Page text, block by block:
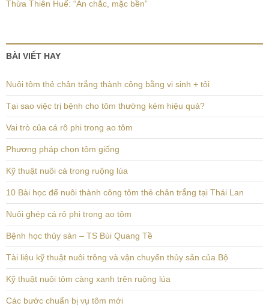
Thừa Thiên Huế: “Ăn chắc, mặc bền”
BÀI VIẾT HAY
Nuôi tôm thẻ chân trắng thành công bằng vi sinh + tỏi
Tại sao việc trị bệnh cho tôm thường kém hiệu quả?
Vai trò của cá rô phi trong ao tôm
Phương pháp chọn tôm giống
Kỹ thuật nuôi cá trong ruộng lúa
10 Bài học để nuôi thành công tôm thẻ chân trắng tại Thái Lan
Nuôi ghép cá rô phi trong ao tôm
Bệnh học thủy sản – TS Bùi Quang Tề
Tài liệu kỹ thuật nuôi trông và vận chuyển thủy sản của Bộ
Kỹ thuật nuôi tôm càng xanh trên ruộng lúa
Các bước chuẩn bị vụ tôm mới